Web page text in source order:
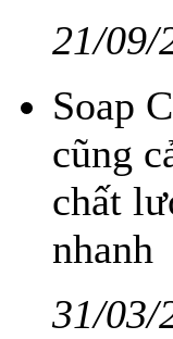
21/09/
Soap
cũng
chất
nhanh
31/03/